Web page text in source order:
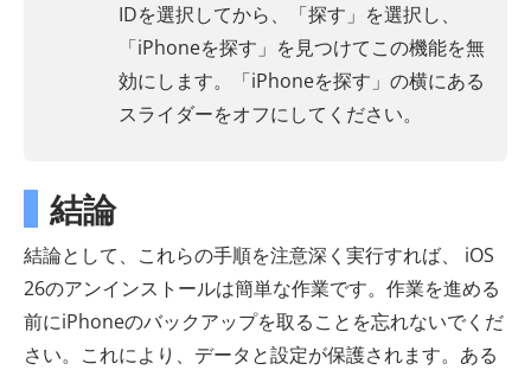
IDを選択してから、「探す」を選択し、
「iPhoneを探す」を見つけてこの機能を無
効にします。「iPhoneを探す」の横にある
スライダーをオフにしてください。
結論
結論として、これらの手順を注意深く実行すれば、 iOS
26のアンインストールは簡単な作業です。作業を進める
前にiPhoneのバックアップを取ることを忘れないでくだ
さい。これにより、データと設定が保護されます。ある